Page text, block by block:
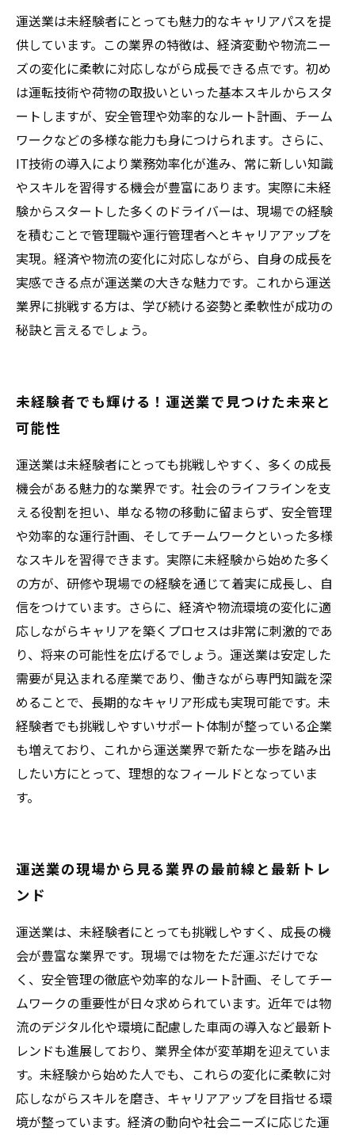
運送業は未経験者にとっても魅力的なキャリアパスを提
供しています。この業界の特徴は、経済変動や物流ニー
ズの変化に柔軟に対応しながら成長できる点です。初め
は運転技術や荷物の取扱いといった基本スキルからスタ
ートしますが、安全管理や効率的なルート計画、チーム
ワークなどの多様な能力も身につけられます。さらに、
IT技術の導入により業務効率化が進み、常に新しい知識
やスキルを習得する機会が豊富にあります。実際に未経
験からスタートした多くのドライバーは、現場での経験
を積むことで管理職や運行管理者へとキャリアアップを
実現。経済や物流の変化に対応しながら、自身の成長を
実感できる点が運送業の大きな魅力です。これから運送
業界に挑戦する方は、学び続ける姿勢と柔軟性が成功の
秘訣と言えるでしょう。
未経験者でも輝ける！運送業で見つけた未来と
可能性
運送業は未経験者にとっても挑戦しやすく、多くの成長
機会がある魅力的な業界です。社会のライフラインを支
える役割を担い、単なる物の移動に留まらず、安全管理
や効率的な運行計画、そしてチームワークといった多様
なスキルを習得できます。実際に未経験から始めた多く
の方が、研修や現場での経験を通じて着実に成長し、自
信をつけています。さらに、経済や物流環境の変化に適
応しながらキャリアを築くプロセスは非常に刺激的であ
り、将来の可能性を広げるでしょう。運送業は安定した
需要が見込まれる産業であり、働きながら専門知識を深
めることで、長期的なキャリア形成も実現可能です。未
経験者でも挑戦しやすいサポート体制が整っている企業
も増えており、これから運送業界で新たな一歩を踏み出
したい方にとって、理想的なフィールドとなっていま
す。
運送業の現場から見る業界の最前線と最新トレ
ンド
運送業は、未経験者にとっても挑戦しやすく、成長の機
会が豊富な業界です。現場では物をただ運ぶだけでな
く、安全管理の徹底や効率的なルート計画、そしてチー
ムワークの重要性が日々求められています。近年では物
流のデジタル化や環境に配慮した車両の導入など最新ト
レンドも進展しており、業界全体が変革期を迎えていま
す。未経験から始めた人でも、これらの変化に柔軟に対
応しながらスキルを磨き、キャリアアップを目指せる環
境が整っています。経済の動向や社会ニーズに応じた運